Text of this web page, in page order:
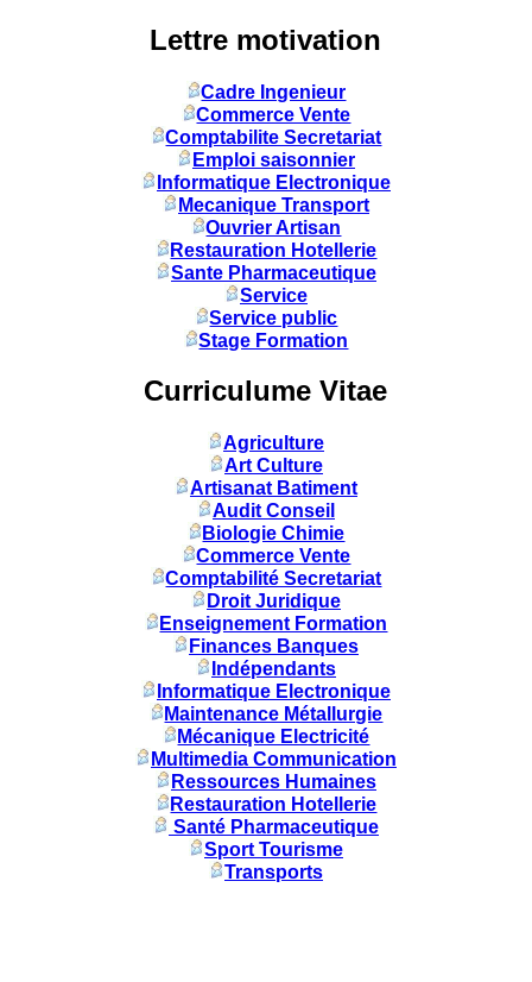
Lettre motivation
Cadre Ingenieur
Commerce Vente
Comptabilite Secretariat
Emploi saisonnier
Informatique Electronique
Mecanique Transport
Ouvrier Artisan
Restauration Hotellerie
Sante Pharmaceutique
Service
Service public
Stage Formation
Curriculume Vitae
Agriculture
Art Culture
Artisanat Batiment
Audit Conseil
Biologie Chimie
Commerce Vente
Comptabilité Secretariat
Droit Juridique
Enseignement Formation
Finances Banques
Indépendants
Informatique Electronique
Maintenance Métallurgie
Mécanique Electricité
Multimedia Communication
Ressources Humaines
Restauration Hotellerie
Santé Pharmaceutique
Sport Tourisme
Transports